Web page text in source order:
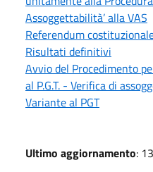
Assoggettabilità’ alla VAS
Referendum
Risultati definitivi
Avvio del Procedimento
al P.G.T. - Verifica di
Variante al PGT
Ultimo aggiornamento: